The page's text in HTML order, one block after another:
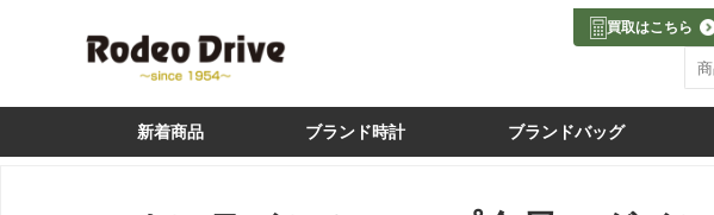
買取はこちら
新着商品 ブランド時計 ブランドバッグ